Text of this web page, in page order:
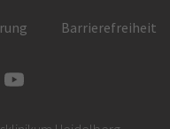
Barrierefreiheit